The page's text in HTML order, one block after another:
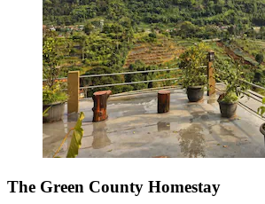
The Green County Homestay